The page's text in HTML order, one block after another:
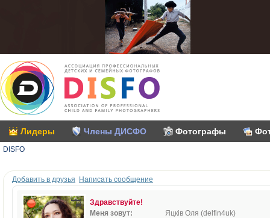
Лидеры Члены ДИСФО Фотографы
DISFO
Добавить в друзья Написать сообщение
Здравствуйте!
Меня зовут:
Яцків Оля (delfin4uk)